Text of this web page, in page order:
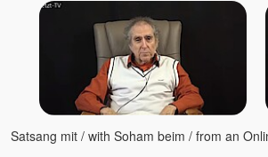
Hans Steinke
Heinz Krug, Dr.
Helmut Charam Knüchel
Ian Wolstenholme
Ina Rudolph
Satsang mit / with Soham beim / from an